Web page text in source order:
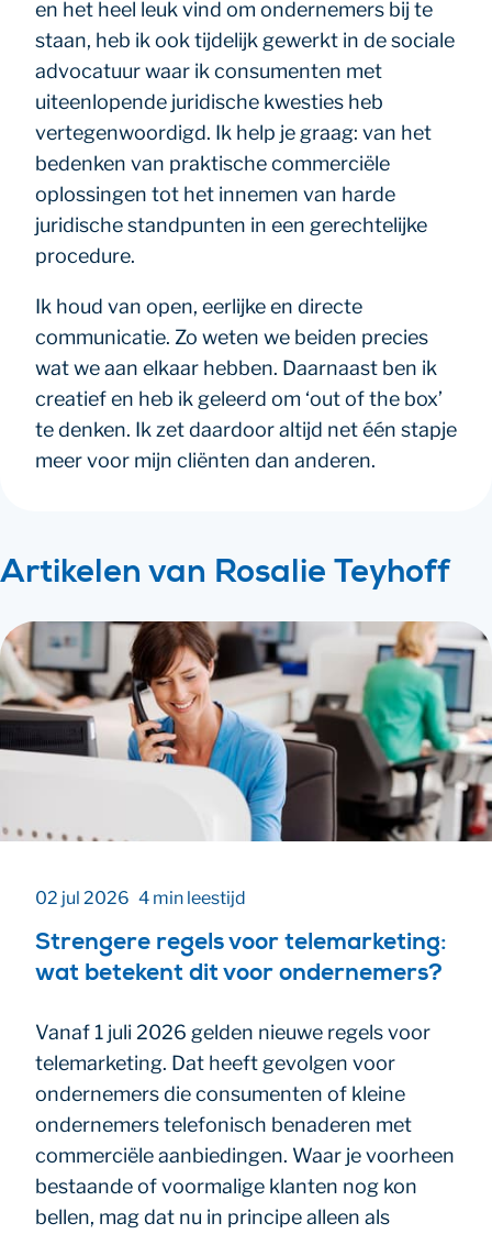
en het heel leuk vind om ondernemers bij te
staan, heb ik ook tijdelijk gewerkt in de sociale
advocatuur waar ik consumenten met
uiteenlopende juridische kwesties heb
vertegenwoordigd. Ik help je graag: van het
bedenken van praktische commerciële
oplossingen tot het innemen van harde
juridische standpunten in een gerechtelijke
procedure.
Ik houd van open, eerlijke en directe
communicatie. Zo weten we beiden precies
wat we aan elkaar hebben. Daarnaast ben ik
creatief en heb ik geleerd om ‘out of the box’
te denken. Ik zet daardoor altijd net één stapje
meer voor mijn cliënten dan anderen.
Artikelen van Rosalie Teyhoff
02 jul 2026 4 min leestijd
Strengere regels voor telemarketing:
wat betekent dit voor ondernemers?
Vanaf 1 juli 2026 gelden nieuwe regels voor
telemarketing. Dat heeft gevolgen voor
ondernemers die consumenten of kleine
ondernemers telefonisch benaderen met
commerciële aanbiedingen. Waar je voorheen
bestaande of voormalige klanten nog kon
bellen, mag dat nu in principe alleen als